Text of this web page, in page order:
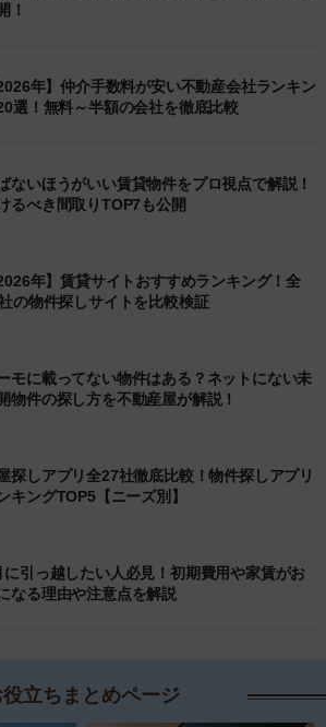
！
2026年】仲介手数料が安い不動産会社ランキン
選！無料～半額の会社を徹底比較
ないほうがいい賃貸物件をプロ視点で解説！
るべき間取りTOP7も公開
2026年】賃貸サイトおすすめランキング！全
の物件探しサイトを比較検証
モに載ってない物件はある？ネットにない未
物件の探し方を不動産屋が解説！
探しアプリ全27社徹底比較！物件探しアプリ
キングTOP5【ニーズ別】
に引っ越したい人必見！初期費用や家賃がお
なる理由や注意点を解説
役立ちまとめページ